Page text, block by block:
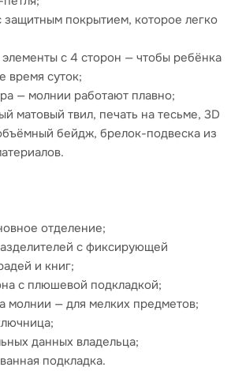
защитным покрытием, которое легко
с 4 сторон — чтобы ребёнка
время суток;
— молнии работают плавно;
матовый твил, печать на тесьме, 3D
бейдж, брелок-подвеска из
отделение;
с фиксирующей
и книг;
с плюшевой подкладкой;
молнии — для мелких предметов;
данных владельца;
подкладка.